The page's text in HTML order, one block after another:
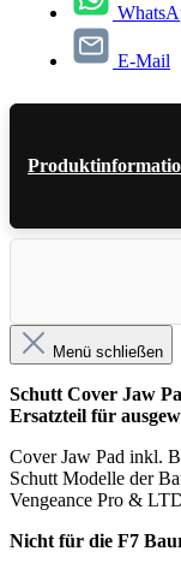
E-Mail
Menü schließen
Schutt Cover Jaw
Ersatzteil für
Cover Jaw Pad inkl.
Schutt Modelle der
Vengeance Pro &
Nicht für die F7